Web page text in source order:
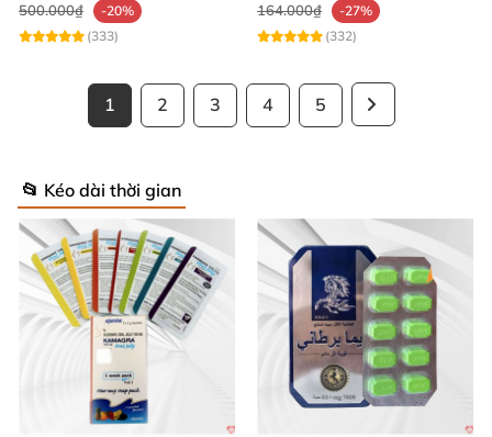
500.000₫
-20%
(333)
164.000₫
-27%
(332)
1 2 3 4 5
📂 Kéo dài thời gian